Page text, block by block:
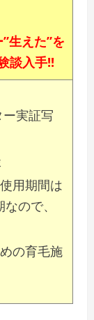
生えた”を
談入手!!
実証写
用期間は
ので、
の育毛施